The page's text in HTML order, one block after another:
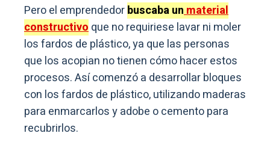
Pero el emprendedorbuscaba unmaterial
constructivoque no requiriese lavar ni moler
los fardos de plástico, ya que las personas
que los acopian no tienen cómo hacer estos
procesos. Así comenzó a desarrollar bloques
con los fardos de plástico, utilizando maderas
para enmarcarlos y adobe o cemento para
recubrirlos.